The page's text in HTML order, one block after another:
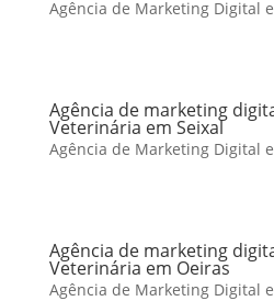
Agência de Marketing Digital
Agência de marketing
Veterinária em Seixal
Agência de Marketing Digital
Agência de marketing
Veterinária em Oeiras
Agência de Marketing Digital